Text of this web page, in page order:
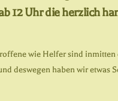
12 Uhr die herzlich
wie Helfer sind inmitten
deswegen haben wir etwas